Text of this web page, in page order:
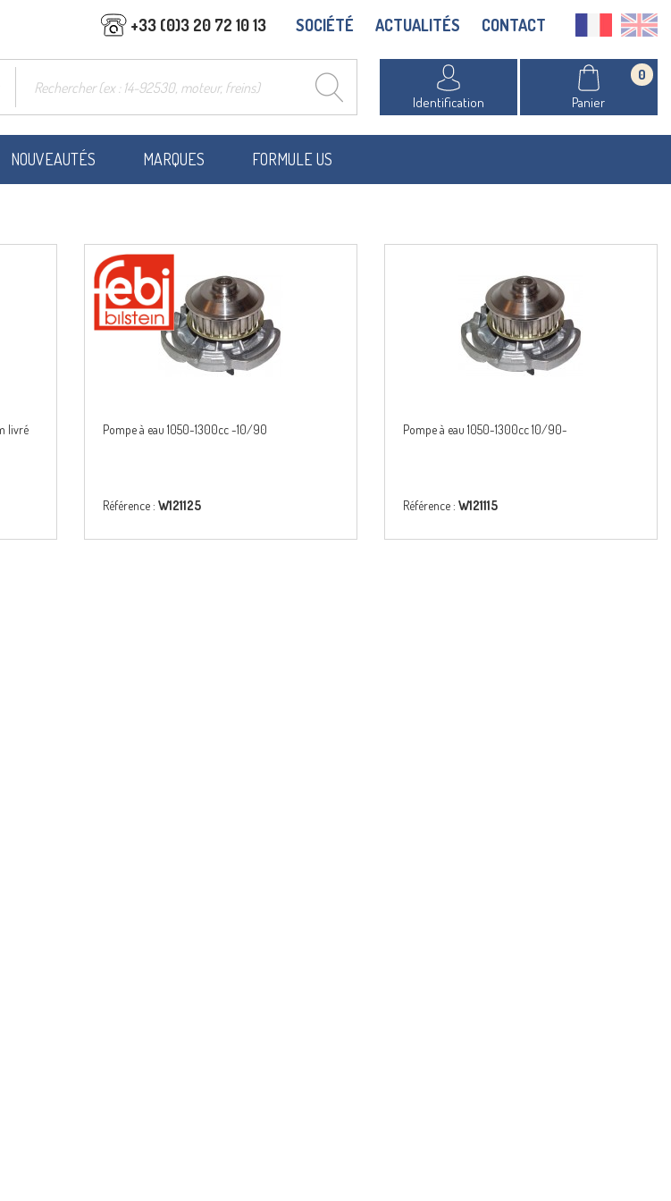
+33 (0)3 20 72 10 13 SOCIÉTÉ ACTUALITÉS CONTACT
Identification Panier
0
NOUVEAUTÉS MARQUES FORMULE US
livré
Pompe à eau 1050-1300cc -10/90
Référence : W121125
Pompe à eau 1050-1300cc 10/90-
Référence : W121115